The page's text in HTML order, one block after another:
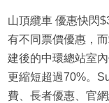
山頂纜車 優惠快閃
有不同票價優惠，
建後的中環總站室
更縮短超過70%。
費、長者優惠、官